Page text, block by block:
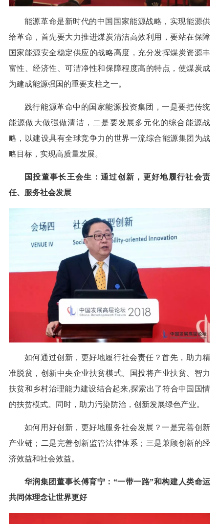
能源革命是新时代的中国国家能源战略，实现能源供
给革命，首先要大力推进煤炭清洁高效利用，要站在保障
国家能源安全稳定供应的战略高度，充分发挥煤炭资源丰
富性、经济性、可洁净性和保障程度高的特点，使煤炭成
为建成能源强国的重要支柱之一。
践行能源革命中的国家能源投资集团，一是要把传统
能源做大做强做清洁，二是要发展多元化的综合能源战
略，以建设具有全球竞争力的世界一流综合能源集团为战
略目标，实现高质量发展。
国投董事长王会生：通过创新，更好地履行社会责
任、服务社会发展
如何通过创新，更好地履行社会责任？首先，助力精
准脱贫，创新中央企业扶贫模式。国投将产业扶贫、智力
扶贫和乡村治理能力建设结合起来,探索出了符合中国国情
的扶贫模式。同时，助力污染防治，创新发展绿色产业。
如何用好创新，更好地服务社会发展？一是完善创新
产业链；二是完善创新监管法律体系；三是兼顾创新的经
济效益和社会效益。
华润集团董事长傅育宁：“一带一路”和构建人类命运
共同体理念让世界更好